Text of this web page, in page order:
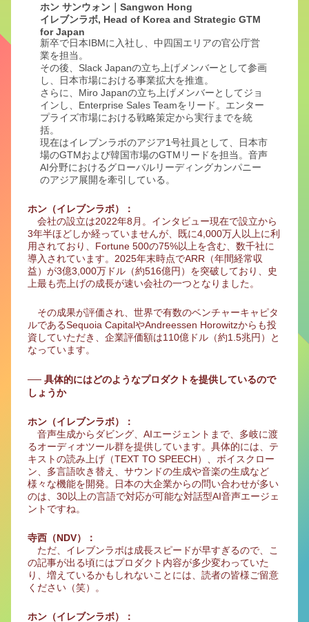
ホン サンウォン｜Sangwon Hong
イレブンラボ, Head of Korea and Strategic GTM
for Japan
新卒で日本IBMに入社し、中四国エリアの官公庁営
業を担当。
その後、Slack Japanの立ち上げメンバーとして参画
し、日本市場における事業拡大を推進。
さらに、Miro Japanの立ち上げメンバーとしてジョ
インし、Enterprise Sales Teamをリード。エンター
プライズ市場における戦略策定から実行までを統
括。
現在はイレブンラボのアジア1号社員として、日本市
場のGTMおよび韓国市場のGTMリードを担当。音声
AI分野におけるグローバルリーディングカンパニー
のアジア展開を牽引している。
ホン（イレブンラボ）：
会社の設立は2022年8月。インタビュー現在で設立から
3年半ほどしか経っていませんが、既に4,000万人以上に利
用されており、Fortune 500の75%以上を含む、数千社に
導入されています。2025年末時点でARR（年間経常収
益）が3億3,000万ドル（約516億円）を突破しており、史
上最も売上げの成長が速い会社の一つとなりました。
その成果が評価され、世界で有数のベンチャーキャピタ
ルであるSequoia CapitalやAndreessen Horowitzからも投
資していただき、企業評価額は110億ドル（約1.5兆円）と
なっています。
── 具体的にはどのようなプロダクトを提供しているので
しょうか
ホン（イレブンラボ）：
音声生成からダビング、AIエージェントまで、多岐に渡
るオーディオツール群を提供しています。具体的には、テ
キストの読み上げ（TEXT TO SPEECH）、ボイスクロー
ン、多言語吹き替え、サウンドの生成や音楽の生成など
様々な機能を開発。日本の大企業からの問い合わせが多い
のは、30以上の言語で対応が可能な対話型AI音声エージェ
ントですね。
寺西（NDV）：
ただ、イレブンラボは成長スピードが早すぎるので、こ
の記事が出る頃にはプロダクト内容が多少変わっていた
り、増えているかもしれないことには、読者の皆様ご留意
ください（笑）。
ホン（イレブンラボ）：